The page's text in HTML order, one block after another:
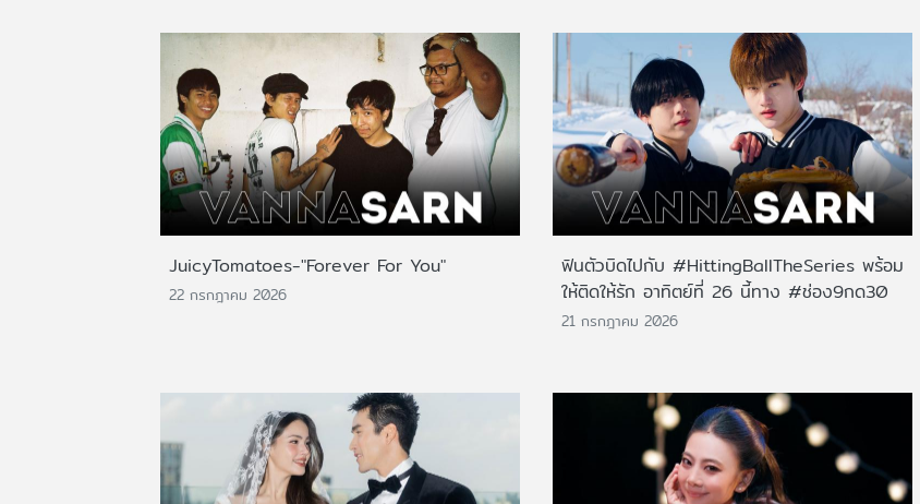
JuicyTomatoes-"Forever For You"
22 กรกฎาคม 2026
ฟินตัวบิดไปกับ #HittingBallTheSeries พร้อม
ให้ติดให้รัก อาทิตย์ที่ 26 นี้ทาง #ช่อง9กด30
21 กรกฎาคม 2026